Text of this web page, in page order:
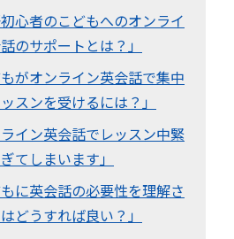
初心者のこどもへのオンライ
のサポートとは？」
もがオンライン英会話で集中
スンを受けるには？」
ライン英会話でレッスン中緊
てしまいます」
もに英会話の必要性を理解さ
どうすれば良い？」